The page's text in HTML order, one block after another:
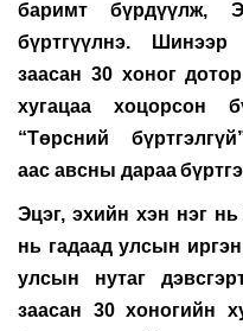
баримт бүрдүүлж,
бүртгүүлнэ. Шинээр
заасан 30 хоног дотор
хугацаа хоцорсон
“Төрсний бүртгэлгүй
аас авсны дараа
Эцэг, эхийн хэн нэг
нь гадаадулсын иргэн
улсын нутаг
заасан 30 хоногийн